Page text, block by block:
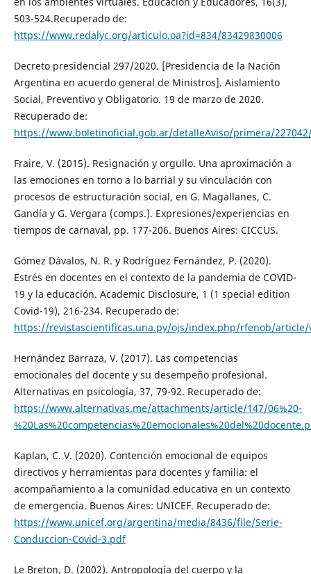
503-524.Recuperado de:
https://www.redalyc.org/articulo.oa?id=834/83429830006
Decreto presidencial 297/2020. [Presidencia de la Nación
Argentina en acuerdo general de Ministros]. Aislamiento
Social, Preventivo y Obligatorio. 19 de marzo de 2020.
Recuperado de:
https://www.boletinoficial.gob.ar/detalleAviso/primera/
Fraire, V. (2015). Resignación y orgullo. Una aproximación a
las emociones en torno a lo barrial y su vinculación con
procesos de estructuración social, en G. Magallanes, C.
Gandía y G. Vergara (comps.). Expresiones/experiencias en
tiempos de carnaval, pp. 177-206. Buenos Aires: CICCUS.
Gómez Dávalos, N. R. y Rodríguez Fernández, P. (2020).
Estrés en docentes en el contexto de la pandemia de COVID-
19 y la educación. Academic Disclosure, 1 (1 special edition
Covid-19), 216-234. Recuperado de:
https://revistascientificas.una.py/ojs/index.php/rfenob/article/
Hernández Barraza, V. (2017). Las competencias
emocionales del docente y su desempeño profesional.
Alternativas en psicología, 37, 79-92. Recuperado de:
https://www.alternativas.me/attachments/article/147/06%20-
Kaplan, C. V. (2020). Contención emocional de equipos
directivos y herramientas para docentes y familia: el
acompañamiento a la comunidad educativa en un contexto
de emergencia. Buenos Aires: UNICEF. Recuperado de:
https://www.unicef.org/argentina/media/8436/file/Serie-
Conduccion-Covid-3.pdf
Le Breton, D. (2002). Antropología del cuerpo y la